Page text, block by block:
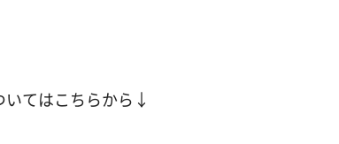
いてはこちらから↓